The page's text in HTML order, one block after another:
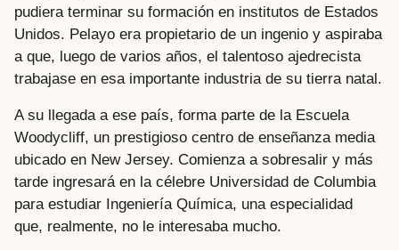
pudiera terminar su formación en institutos de Estados
Unidos. Pelayo era propietario de un ingenio y aspiraba
a que, luego de varios años, el talentoso ajedrecista
trabajase en esa importante industria de su tierra natal.
A su llegada a ese país, forma parte de la Escuela
Woodycliff, un prestigioso centro de enseñanza media
ubicado en New Jersey. Comienza a sobresalir y más
tarde ingresará en la célebre Universidad de Columbia
para estudiar Ingeniería Química, una especialidad
que, realmente, no le interesaba mucho.